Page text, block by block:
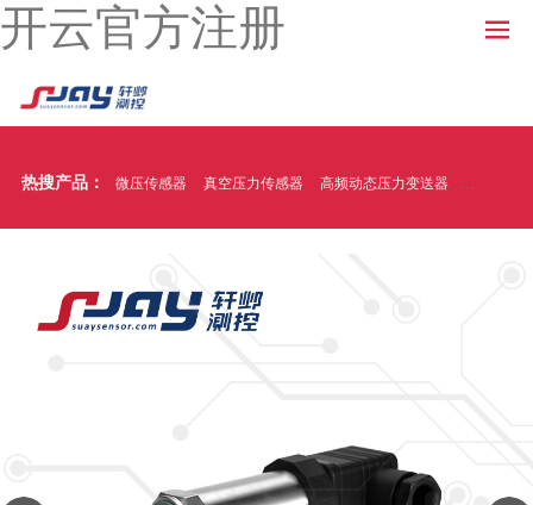
开云官方注册
热搜产品： 微压传感器 真空压力传感器 高频动态压力变送器 温压一体